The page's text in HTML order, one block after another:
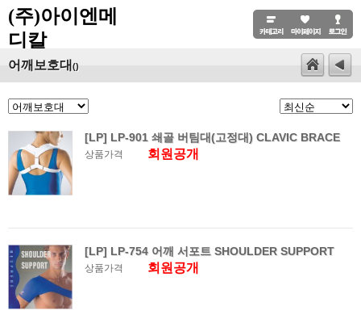
(주)아이엔메
디칼
어깨보호대 ()
[LP] LP-901 쇄골 버팀대(고정대) CLAVIC BRACE
상품가격 회원공개
[LP] LP-754 어깨 서포트 SHOULDER SUPPORT
상품가격 회원공개